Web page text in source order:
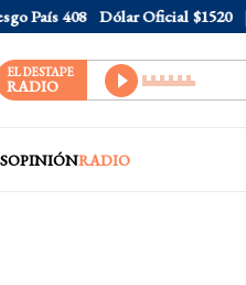
País 408 Dólar Oficial $1520
EL DESTAPE
RADIO
OPINIÓNRADIO